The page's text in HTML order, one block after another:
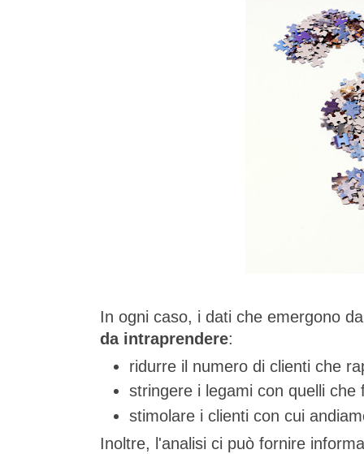
In ogni caso, i dati che emergono
da intraprendere:
ridurre il numero di clienti che
stringere i legami con quelli che
stimolare i clienti con cui
Inoltre, l'analisi ci può fornire